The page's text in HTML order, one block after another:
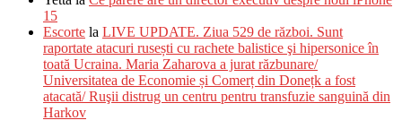
15
Escorte la LIVE UPDATE. Ziua 529 de război. Sunt
raportate atacuri rusești cu rachete balistice şi hipersonice în
toată Ucraina. Maria Zaharova a jurat răzbunare/
Universitatea de Economie și Comerț din Donețk a fost
atacată/ Ruşii distrug un centru pentru transfuzie sanguină din
Harkov